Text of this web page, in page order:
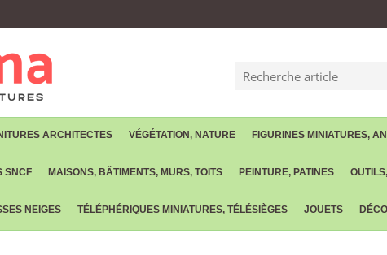
ARCHITECTES VÉGÉTATION, NATURE FIGURINES MINIATURES,
SNCF MAISONS, BÂTIMENTS, MURS, TOITS PEINTURE, PATINES
NEIGES TÉLÉPHÉRIQUES MINIATURES, TÉLÉSIÈGES JOUETS